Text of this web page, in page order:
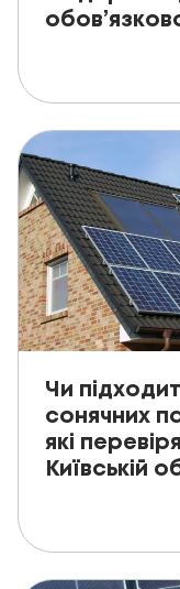
Чи
сонячних
які
Київській